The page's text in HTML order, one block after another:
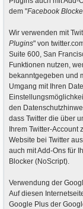
dem "Facebook
Wir verwenden mit
Plugins" von
Suite 600, San
Funktionen nutzen,
bekanntgegeben und
Umgang mit Ihren
den
dass Twitter die über
Ihrem Twitter-Account
Website bei Twitter
auch mit Add-Ons für
Blocker (NoScript).
Verwendung der
Auf diesen
Google Plus der